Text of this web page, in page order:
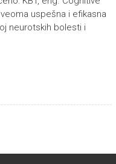
uspešna i efikasna
neurotskih bolesti i